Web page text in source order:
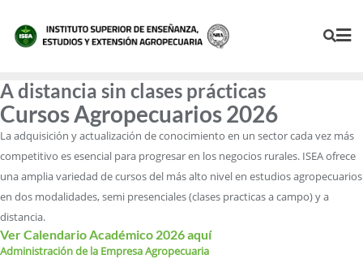
A distancia sin clases prácticas
Cursos Agropecuarios 2026
La adquisición y actualización de conocimiento en un sector cada vez más
competitivo es esencial para progresar en los negocios rurales. ISEA ofrece
una amplia variedad de cursos del más alto nivel en estudios agropecuarios
en dos modalidades, semi presenciales (clases practicas a campo) y a
distancia.
Ver Calendario Académico 2026 aquí
Administración de la Empresa Agropecuaria